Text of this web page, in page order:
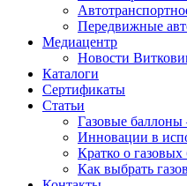
Передвижные
Медиацентр
Новости
Каталоги
Сертификаты
Статьи
Газовые
Инновации в
Кратко о газовых
Как выбрать